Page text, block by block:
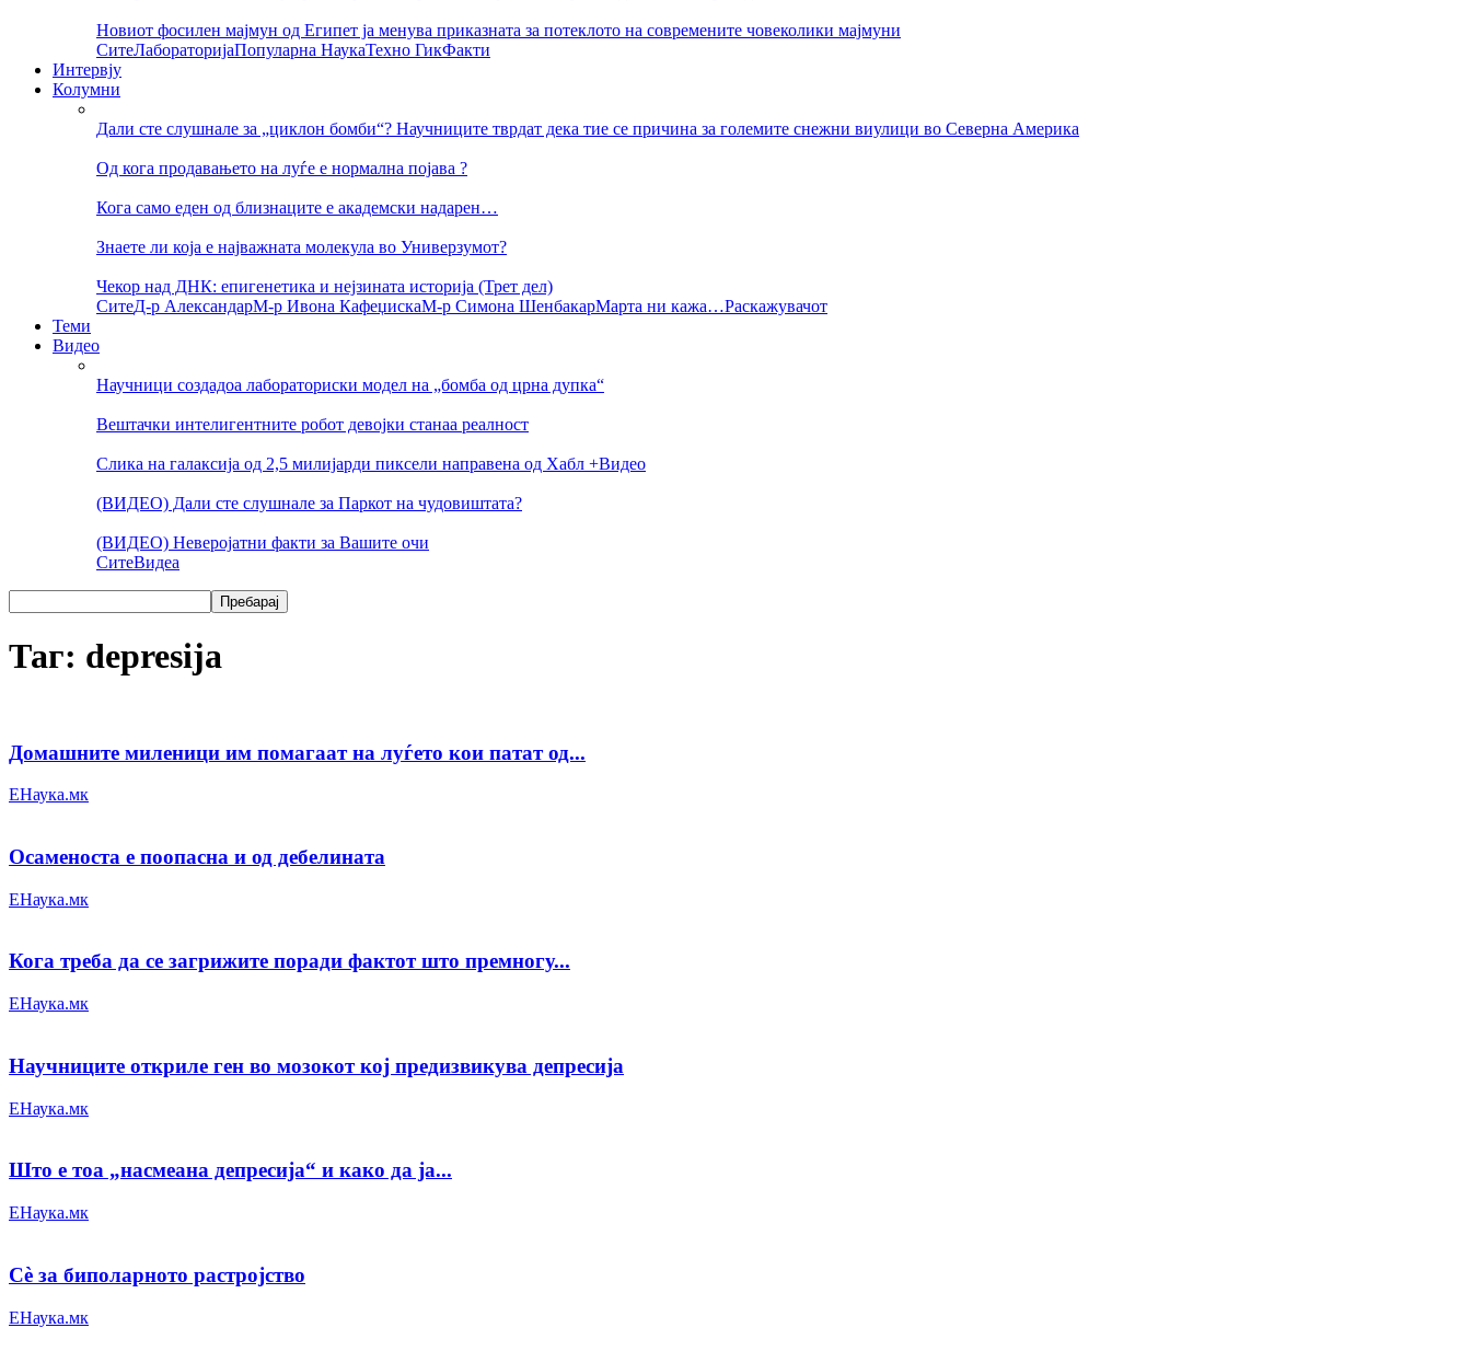
Новиот фосилен мајмун од Египет ја менува приказната за потеклото на современите човеколики мајмуни
СитеЛабораторијаПопуларна НаукаТехно ГикФакти
Интервју
Колумни
Дали сте слушнале за „циклон бомби“? Научниците тврдат дека тие се причина за големите снежни виулици во Северна Америка
Од кога продавањето на луѓе е нормална појава ?
Кога само еден од близнаците е академски надарен…
Знаете ли која е најважната молекула во Универзумот?
Чекор над ДНК: епигенетика и нејзината историја (Трет дел)
СитеД-р АлександарМ-р Ивона КафеџискаМ-р Симона ШенбакарМарта ни кажа…Раскажувачот
Теми
Видео
Научници создадоа лабораториски модел на „бомба од црна дупка“
Вештачки интелигентните робот девојки станаа реалност
Слика на галаксија од 2,5 милијарди пиксели направена од Хабл +Видео
(ВИДЕО) Дали сте слушнале за Паркот на чудовиштата?
(ВИДЕО) Неверојатни факти за Вашите очи
СитеВидеа
Таг: depresija
Домашните миленици им помагаат на луѓето кои патат од...
ЕНаука.мк
Осаменоста е поопасна и од дебелината
ЕНаука.мк
Кога треба да се загрижите поради фактот што премногу...
ЕНаука.мк
Научниците откриле ген во мозокот кој предизвикува депресија
ЕНаука.мк
Што е тоа „насмеана депресија“ и како да ја...
ЕНаука.мк
Сè за биполарното растројство
ЕНаука.мк